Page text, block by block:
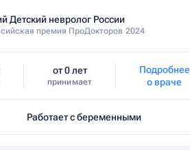
Детский невролог России
премия ПроДокторов 2024
от 0 лет
принимает
Подробнее
о враче
Работает с беременными